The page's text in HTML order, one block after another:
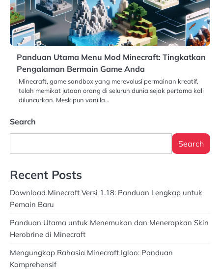
Panduan Utama Menu Mod Minecraft: Tingkatkan
Pengalaman Bermain Game Anda
Minecraft, game sandbox yang merevolusi permainan kreatif,
telah memikat jutaan orang di seluruh dunia sejak pertama kali
diluncurkan. Meskipun vanilla…
Search
Search
Recent Posts
Download Minecraft Versi 1.18: Panduan Lengkap untuk
Pemain Baru
Panduan Utama untuk Menemukan dan Menerapkan Skin
Herobrine di Minecraft
Mengungkap Rahasia Minecraft Igloo: Panduan
Komprehensif